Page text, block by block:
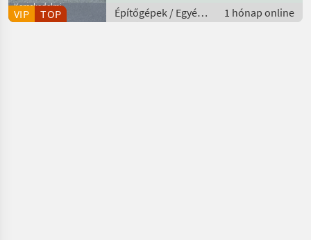
Kereskedelmi
szolgáltató
VIP TOP
Építőgépek / Egyéb
építőigépek
1 hónap online